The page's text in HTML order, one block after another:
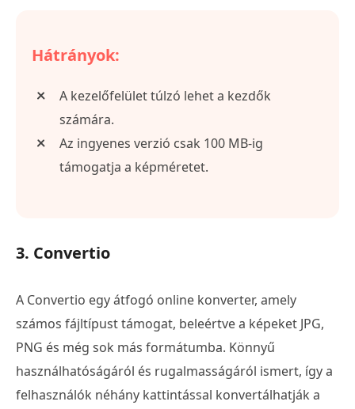
Hátrányok:
A kezelőfelület túlzó lehet a kezdők
számára.
Az ingyenes verzió csak 100 MB-ig
támogatja a képméretet.
3. Convertio
A Convertio egy átfogó online konverter, amely
számos fájltípust támogat, beleértve a képeket JPG,
PNG és még sok más formátumba. Könnyű
használhatóságáról és rugalmasságáról ismert, így a
felhasználók néhány kattintással konvertálhatják a